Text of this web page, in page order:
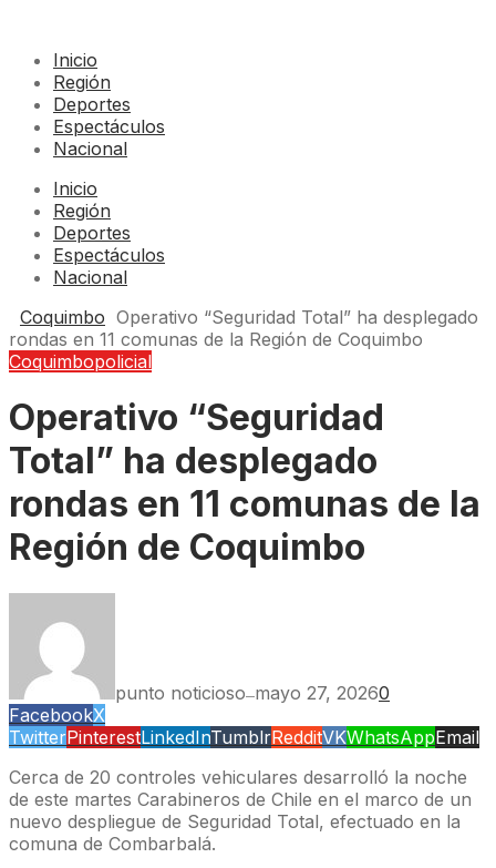
Inicio
Región
Deportes
Espectáculos
Nacional
Inicio
Región
Deportes
Espectáculos
Nacional
Coquimbo Operativo “Seguridad Total” ha desplegado
rondas en 11 comunas de la Región de Coquimbo
Coquimbopolicial
Operativo “Seguridad
Total” ha desplegado
rondas en 11 comunas de la
Región de Coquimbo
punto noticioso—mayo 27, 20260
FacebookX
TwitterPinterestLinkedInTumblrRedditVKWhatsAppEmail
Cerca de 20 controles vehiculares desarrolló la noche
de este martes Carabineros de Chile en el marco de un
nuevo despliegue de Seguridad Total, efectuado en la
comuna de Combarbalá.